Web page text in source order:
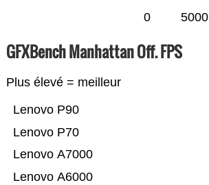
0 5000
GFXBench Manhattan Off. FPS
Plus élevé = meilleur
Lenovo A6000
Lenovo A7000
Lenovo P70
Lenovo P90